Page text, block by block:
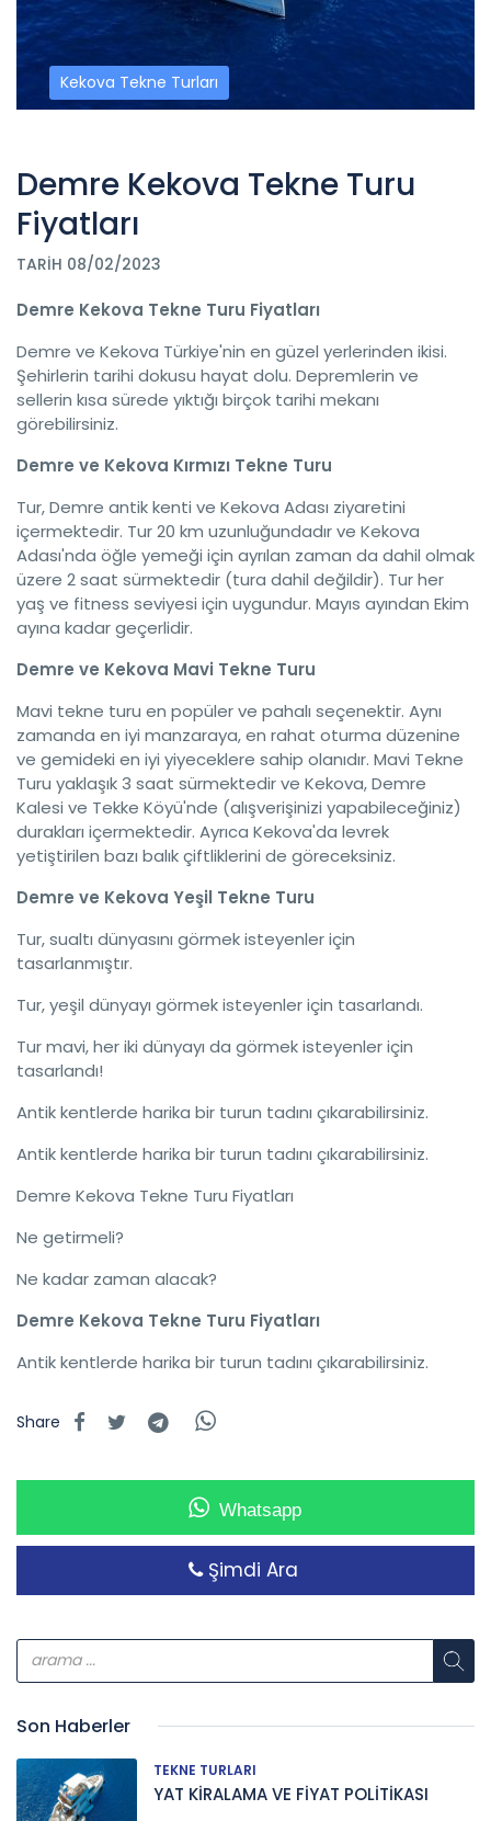
Kekova Tekne Turları
Demre Kekova Tekne Turu
Fiyatları
TARIH 08/02/2023
Demre Kekova Tekne Turu Fiyatları
Demre ve Kekova Türkiye'nin en güzel yerlerinden ikisi.
Şehirlerin tarihi dokusu hayat dolu. Depremlerin ve
sellerin kısa sürede yıktığı birçok tarihi mekanı
görebilirsiniz.
Demre ve Kekova Kırmızı Tekne Turu
Tur, Demre antik kenti ve Kekova Adası ziyaretini
içermektedir. Tur 20 km uzunluğundadır ve Kekova
Adası'nda öğle yemeği için ayrılan zaman da dahil olmak
üzere 2 saat sürmektedir (tura dahil değildir). Tur her
yaş ve fitness seviyesi için uygundur. Mayıs ayından Ekim
ayına kadar geçerlidir.
Demre ve Kekova Mavi Tekne Turu
Mavi tekne turu en popüler ve pahalı seçenektir. Aynı
zamanda en iyi manzaraya, en rahat oturma düzenine
ve gemideki en iyi yiyeceklere sahip olanıdır. Mavi Tekne
Turu yaklaşık 3 saat sürmektedir ve Kekova, Demre
Kalesi ve Tekke Köyü'nde (alışverişinizi yapabileceğiniz)
durakları içermektedir. Ayrıca Kekova'da levrek
yetiştirilen bazı balık çiftliklerini de göreceksiniz.
Demre ve Kekova Yeşil Tekne Turu
Tur, sualtı dünyasını görmek isteyenler için
tasarlanmıştır.
Tur, yeşil dünyayı görmek isteyenler için tasarlandı.
Tur mavi, her iki dünyayı da görmek isteyenler için
tasarlandı!
Antik kentlerde harika bir turun tadını çıkarabilirsiniz.
Antik kentlerde harika bir turun tadını çıkarabilirsiniz.
Demre Kekova Tekne Turu Fiyatları
Ne getirmeli?
Ne kadar zaman alacak?
Demre Kekova Tekne Turu Fiyatları
Antik kentlerde harika bir turun tadını çıkarabilirsiniz.
Share
Whatsapp
Şimdi Ara
Son Haberler
TEKNE TURLARI
YAT KİRALAMA VE FİYAT POLİTİKASI